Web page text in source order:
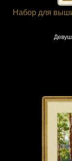
Набор для